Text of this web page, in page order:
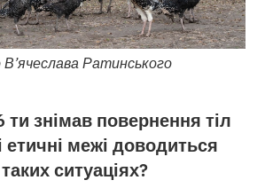
Ратинського
ти знімав повернення тіл
етичні межі доводиться
ситуаціях?